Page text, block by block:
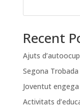
Recent
Ajuts
Segona
Joventut engega
Activitats